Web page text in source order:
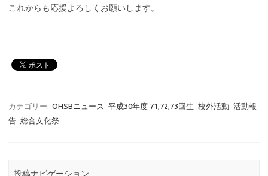
これからも応援よろしくお願いします。
カテゴリー: OHSBニュース 平成30年度 71,72,73回生 校外活動 活動報
告 総合文化祭
投稿ナビゲーション